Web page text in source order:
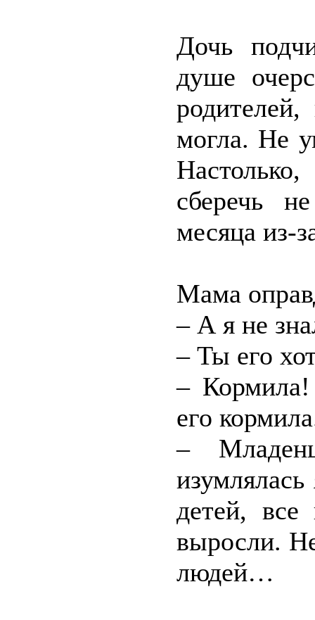
Дочь
душе
могла. Не
сберечь
месяца из-
Мама
– А я не
– Ты его
–
его
–
детей, все
выросли.
людей…